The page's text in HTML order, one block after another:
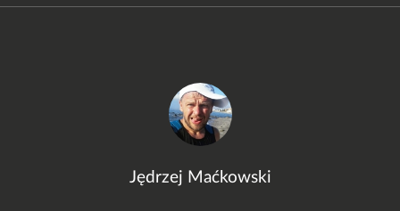
Jędrzej Maćkowski